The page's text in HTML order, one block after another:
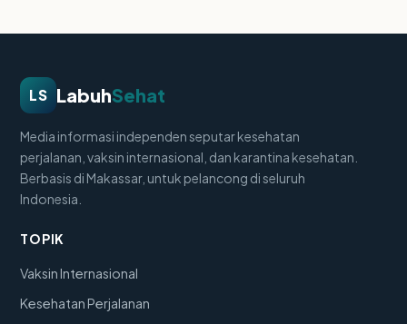
LS LabuhSehat
Media informasi independen seputar kesehatan
perjalanan, vaksin internasional, dan karantina kesehatan.
Berbasis di Makassar, untuk pelancong di seluruh
Indonesia.
TOPIK
Vaksin Internasional
Kesehatan Perjalanan